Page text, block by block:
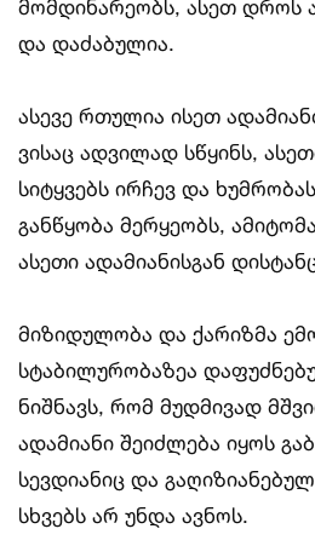
მომდინარეობს, ასეთ დროს
და დაძაბულია.
ასევე რთულია ისეთ
ვისაც ადვილად სწყინს,
სიტყვებს ირჩევ და
განწყობა მერყეობს,
ასეთი ადამიანისგან
მიზიდულობა და ქარიზმა
სტაბილურობაზეა
ნიშნავს, რომ მუდმივად
ადამიანი შეიძლება იყოს
სევდიანიც და
სხვებს არ უნდა ავნოს.